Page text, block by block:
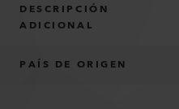
DESCRIPCIÓN
ADICIONAL
PAÍS DE ORIGEN